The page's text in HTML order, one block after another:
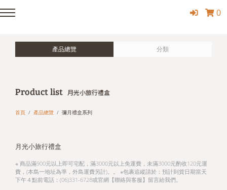
0
產品總覽 分類
Product list 月光小旅行禮盒
首頁 產品總覽 彌月禮盒系列
月光小旅行禮盒
※ 商品滿900元以上即可宅配，滿3000元以上免運費，未滿3000元酌收120元運
費，(本島一地址為準，外島運費另計)。。 ※包裹追縱請於：預計到貨日期當天
下午４點前電話：(06)331-6728或官網【聯絡與客服】留言給我們。